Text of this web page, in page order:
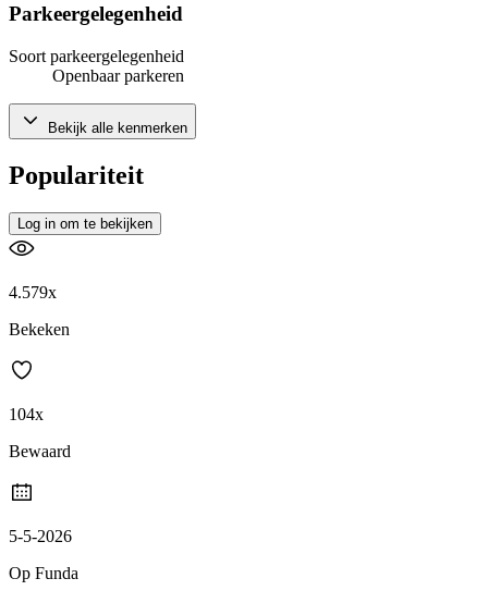
Parkeergelegenheid
Soort parkeergelegenheid
Openbaar parkeren
Bekijk alle kenmerken
Populariteit
Log in om te bekijken
4.579x
Bekeken
104x
Bewaard
5-5-2026
Op Funda